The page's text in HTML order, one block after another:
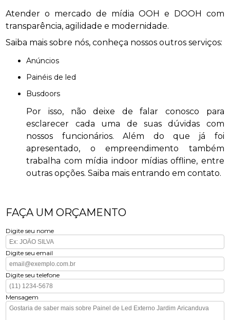
Atender o mercado de mídia OOH e DOOH com
transparência, agilidade e modernidade.
Saiba mais sobre nós, conheça nossos outros serviços:
anúncios
painéis de led
busdoors
Por isso, não deixe de falar conosco para
esclarecer cada uma de suas dúvidas com
nossos funcionários. Além do que já foi
apresentado, o empreendimento também
trabalha com mídia indoor mídias offline, entre
outras opções. Saiba mais entrando em contato.
FAÇA UM ORÇAMENTO
Digite seu nome
Digite seu email
Digite seu telefone
Mensagem